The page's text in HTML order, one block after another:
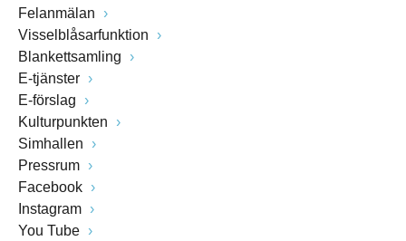
Felanmälan
Visselblåsarfunktion
Blankettsamling
E-tjänster
E-förslag
Kulturpunkten
Simhallen
Pressrum
Facebook
Instagram
You Tube